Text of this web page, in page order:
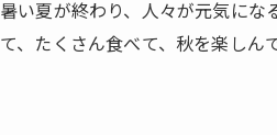
暑い夏が終わり、人々が元気にな
て、たくさん食べて、秋を楽しん